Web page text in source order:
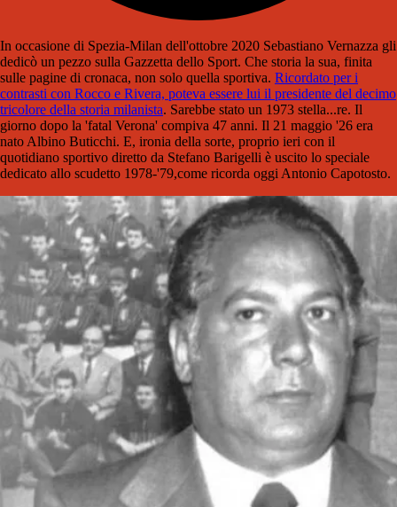
In occasione di Spezia-Milan dell'ottobre 2020 Sebastiano Vernazza gli
dedicò un pezzo sulla Gazzetta dello Sport. Che storia la sua, finita
sulle pagine di cronaca, non solo quella sportiva. Ricordato per i
contrasti con Rocco e Rivera, poteva essere lui il presidente del decimo
tricolore della storia milanista. Sarebbe stato un 1973 stella...re. Il
giorno dopo la 'fatal Verona' compiva 47 anni. Il 21 maggio '26 era
nato Albino Buticchi. E, ironia della sorte, proprio ieri con il
quotidiano sportivo diretto da Stefano Barigelli è uscito lo speciale
dedicato allo scudetto 1978-'79,come ricorda oggi Antonio Capotosto.